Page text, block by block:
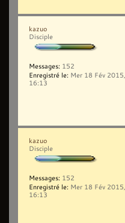
kazuo
Disciple
Messages: 152
Enregistré le: Mer 18 Fév 2015,
16:13
kazuo
Disciple
Messages: 152
Enregistré le: Mer 18 Fév 2015,
16:13